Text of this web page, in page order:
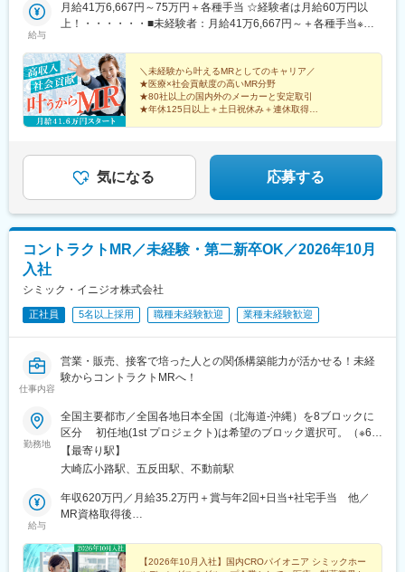
海：愛知・岐阜・三重・静岡（6）北陸：富山・石川・福井（7）
近畿：大阪・京都・滋賀・奈良・和歌山・兵庫（8）中国：岡山・
（10）九州：福岡・大分・宮崎・鹿児島・熊本・佐賀・長崎・沖
縄※勤務地限定～全国転勤（規定あり）の選択可能※配属エリアは
希望を考慮して決定いたします。希望範囲外への転勤はありませ
ん。※変更の範囲：会社の定める事業所（リモートワーク含む）
給与
月給41万6,667円～75万円＋各種手当 ☆経験者は月給60万円以
上！・・・・・・■未経験者：月給41万6,667円～＋各種手当※上
過分は別途全額支給いたします。◎手当を含めれば初年度から年
収600万円以上も可能！・・・・・・■経験者：月給60万円～75万
円＋各種手当※上記には固定残業代（11万760円～／30時間分）を
含みます。※超過分は別途全額支給いたします。＜年収例＞◎初年
度年収は700万円以上！◎最大年収900万円以上も目指せる
万円／42歳（入社4年） 920万円／45歳（入社6年） ※諸手当含む
＼未経験から叶えるMRとしてのキャリア／
★医療×社会貢献度の高いMR分野
★80社以上の国内外のメーカーと安定取引
★年休125日以上＋土日祝休み＋連休取得OK
気になる 応募する
コントラクトMR／未経験・第二新卒OK／2026年10月
入社
シミック・イニジオ株式会社
正社員 5名以上採用 職種未経験歓迎 業種未経験歓迎
仕事内容
営業・販売、接客で培った人との関係構築能力が活かせる！未経
験からコントラクトMRへ！
勤務地
全国主要都市／全国各地日本全国（北海道-沖縄）を8ブロックに
区分 初任地(1st プロジェクト)は希望のブロック選択可。（※6都
道府県以上、ブロック内での転居は必須） ※2ブロック以上の広
域内転勤可能な場合は入社一時金支給2ndプロジェクト以降は4ブ
西五反田7丁目7-7 SGスクエア【本社へのアクセス】 ・JR 山手線
「五反田駅」/都営地下鉄 浅草線「五反田駅」 徒歩6分・東急電
徒歩10分
【最寄り駅】
大崎広小路駅、五反田駅、不動前駅
給与
年収620万円／月給35.2万円＋賞与年2回+日当+社宅手当 他／
MR資格取得後
MR経験5年目
【2026年10月入社】国内CROパイオニア シミックホー